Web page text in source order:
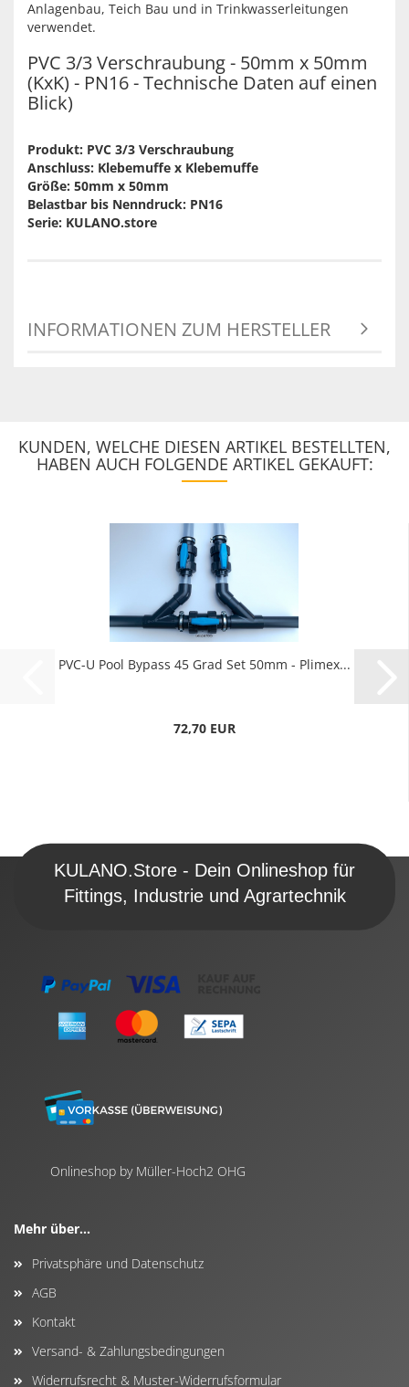
Anlagenbau, Teich Bau und in Trinkwasserleitungen
verwendet.
PVC 3/3 Verschraubung - 50mm x 50mm
(KxK) - PN16 - Technische Daten auf einen
Blick)
Produkt: PVC 3/3 Verschraubung
Anschluss: Klebemuffe x Klebemuffe
Größe: 50mm x 50mm
Belastbar bis Nenndruck: PN16
Serie: KULANO.store
INFORMATIONEN ZUM HERSTELLER
KUNDEN, WELCHE DIESEN ARTIKEL BESTELLTEN,
HABEN AUCH FOLGENDE ARTIKEL GEKAUFT:
PVC-U Pool Bypass 45 Grad Set 50mm - Plimex...
72,70 EUR
KULANO.Store - Dein Onlineshop für
Fittings, Industrie und Agrartechnik
Onlineshop by Müller-Hoch2 OHG
Mehr über...
Privatsphäre und Datenschutz
AGB
Kontakt
Versand- & Zahlungsbedingungen
Widerrufsrecht & Muster-Widerrufsformular